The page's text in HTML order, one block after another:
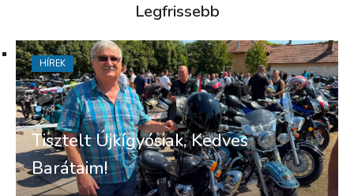
Legfrissebb
Tisztelt Újkígyósiak, Kedves
Barátaim!
HÍREK